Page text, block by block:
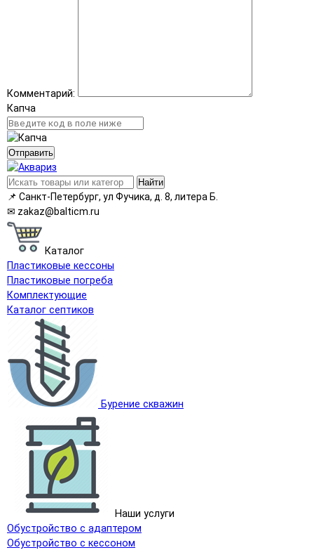
Комментарий:
Капча
Отправить
Найти
📌 Санкт-Петербург, ул Фучика, д. 8, литера Б.
✉ zakaz@balticm.ru
Каталог
Пластиковые кессоны
Пластиковые погреба
Комплектующие
Каталог септиков
Бурение скважин
Наши услуги
Обустройство с адаптером
Обустройство с кессоном